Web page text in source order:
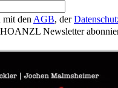
mit den AGB, der
Newsletter